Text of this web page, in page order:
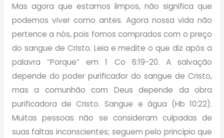
Mas agora que estamos limpos, não significa que
podemos viver como antes. Agora nossa vida não
pertence a nós, pois fomos comprados com o preço
do sangue de Cristo. Leia e medite o que diz após a
palavra “Porque” em 1 Co 6:19-20. A salvação
depende do poder purificador do sangue de Cristo,
mas a comunhão com Deus depende da obra
purificadora de Cristo. Sangue e água (Hb 10:22).
Muitas pessoas não se consideram culpadas de
suas faltas inconscientes; seguem pelo princípio que